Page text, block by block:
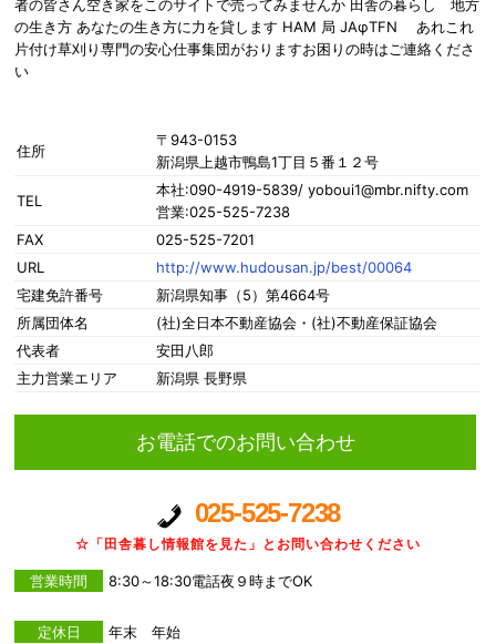
者の皆さん空き家をこのサイトで売ってみませんか 田舎の暮らし 地方
の生き方 あなたの生き方に力を貸します HAM 局 JAφTFN あれこれ
片付け草刈り専門の安心仕事集団がおりますお困りの時はご連絡くださ
い
住所
〒943-0153
新潟県上越市鴨島1丁目５番１２号
TEL
本社:090-4919-5839/ yoboui1@mbr.nifty.com
営業:025-525-7238
FAX
025-525-7201
URL
http://www.hudousan.jp/best/00064
宅建免許番号
新潟県知事（5）第4664号
所属団体名
(社)全日本不動産協会・(社)不動産保証協会
代表者
安田八郎
主力営業エリア
新潟県 長野県
お電話でのお問い合わせ
025-525-7238
☆「田舎暮し情報館を見た」とお問い合わせください
営業時間 8:30～18:30電話夜９時までOK
定休日 年末 年始